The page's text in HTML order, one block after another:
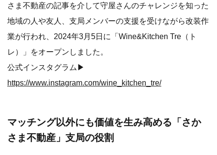
さま不動産の記事を介して守屋さんのチャレンジを知った
地域の人や友人、支局メンバーの支援を受けながら改装作
業が行われ、2024年3月5日に「Wine&Kitchen Tre（ト
レ）」をオープンしました。
公式インスタグラム▶
https://www.instagram.com/wine_kitchen_tre/
マッチング以外にも価値を生み高める「さか
さま不動産」支局の役割